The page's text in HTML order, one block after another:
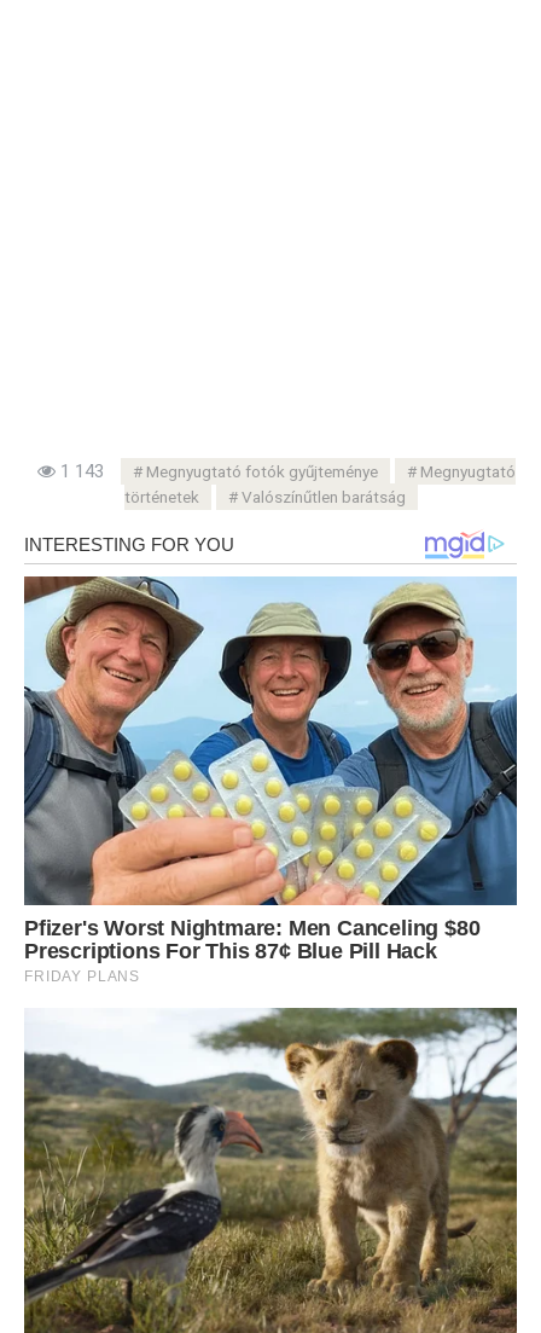
1 143 Megnyugtató fotók gyűjteménye
Megnyugtató
történetek
Valószínűtlen barátság